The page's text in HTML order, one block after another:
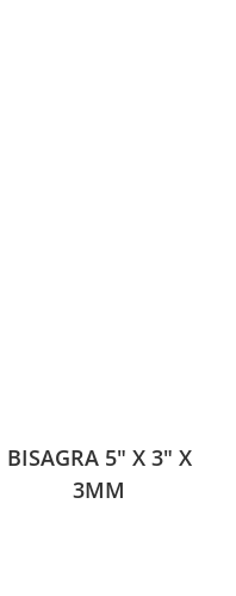
BISAGRA 5″ X 3″ X
3MM